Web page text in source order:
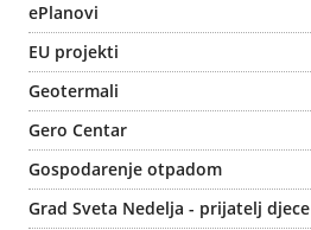
ePlanovi
EU projekti
Geotermali
Gero Centar
Gospodarenje otpadom
Grad Sveta Nedelja - prijatelj djece